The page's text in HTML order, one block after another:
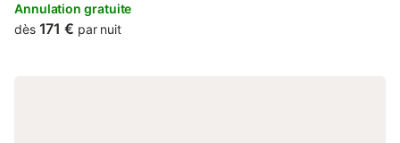
to a terrace, a pool table, free private parking and free WiFi.
Annulation gratuite
dès 171 € par nuit